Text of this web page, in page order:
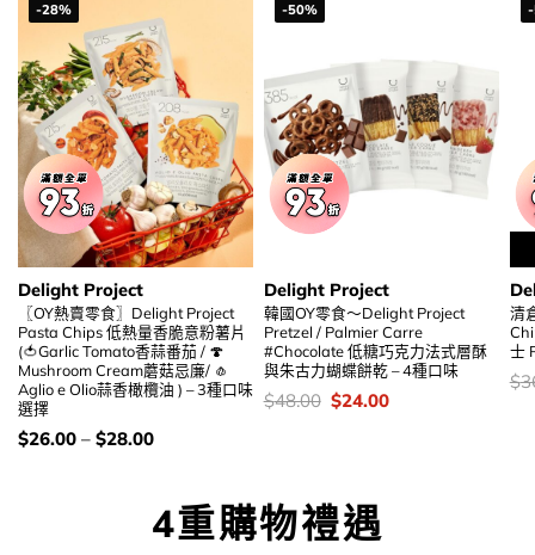
-28%
Delight Project
〖OY熱賣零食〗Delight Project
Pasta Chips 低熱量香脆意粉薯片
(🍅Garlic Tomato香蒜番茄 / 🍄
Mushroom Cream蘑菇忌廉/ 🧄
Aglio e Olio蒜香橄欖油 ) – 3種口味
選擇
價
錢：
$26.00– $28.00
-50%
Delight Project
韓國OY零食～Delight Project
Pretzel / Palmier Carre
#Chocolate 低糖巧克力法式層酥
與朱古力蝴蝶餅乾 – 4種口味
價
錢：
$48.00 Original
price
$24.00Current
清
士
價
錢
$
4重購物禮遇